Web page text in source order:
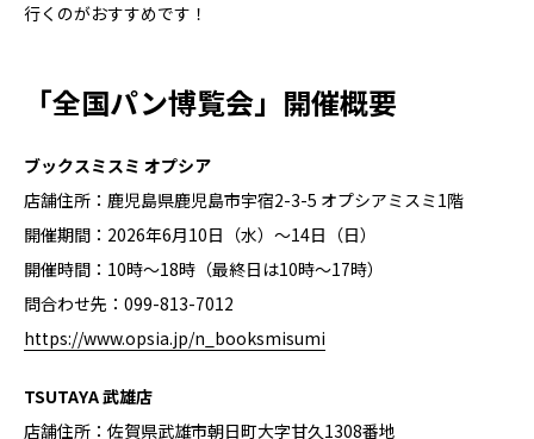
行くのがおすすめです！
「全国パン博覧会」開催概要
ブックスミスミ オプシア
店舗住所：鹿児島県鹿児島市宇宿2-3-5 オプシアミスミ1階
開催期間：2026年6月10日（水）～14日（日）
開催時間：10時～18時（最終日は10時～17時）
問合わせ先：099-813-7012
https://www.opsia.jp/n_booksmisumi
TSUTAYA 武雄店
店舗住所：佐賀県武雄市朝日町大字甘久1308番地